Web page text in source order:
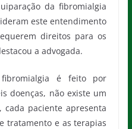
da fibromialgia
este entendimento
direitos para os
a advogada.
é feito por
doenças, não existe um
cada paciente apresenta
tratamento e as terapias